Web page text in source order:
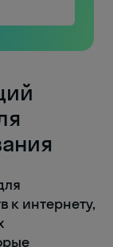
к интернету,